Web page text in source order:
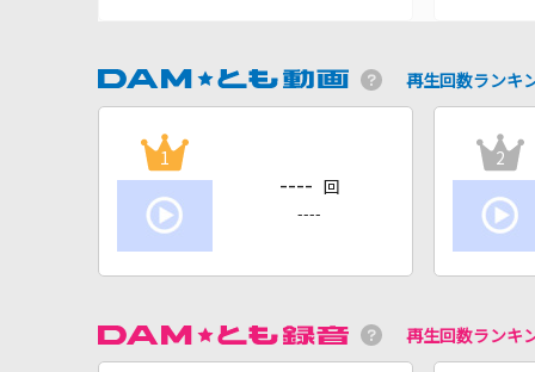
再生回数ランキ
1
---- 回
----
2
再生回数ランキ